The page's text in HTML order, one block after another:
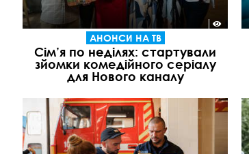
АНОНСИ НА ТВ
Сім’я по неділях: стартували
зйомки комедійного серіалу
для Нового каналу